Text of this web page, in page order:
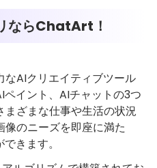
ならChatArt！
なAIクリエイティブツール
イント、AIチャットの3つ
ざまな仕事や生活の状況
のニーズを即座に満た
きます。